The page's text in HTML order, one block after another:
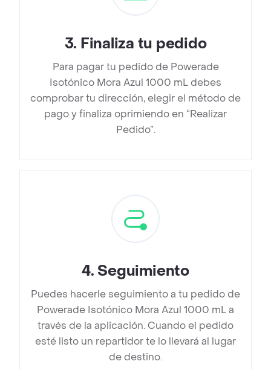
3. Finaliza tu pedido
Para pagar tu pedido de Powerade
Isotónico Mora Azul 1000 mL debes
comprobar tu dirección, elegir el método de
pago y finaliza oprimiendo en “Realizar
Pedido”.
4. Seguimiento
Puedes hacerle seguimiento a tu pedido de
Powerade Isotónico Mora Azul 1000 mL a
través de la aplicación. Cuando el pedido
esté listo un repartidor te lo llevará al lugar
de destino.